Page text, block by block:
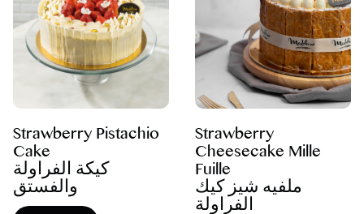
Strawberry Pistachio
Cake
كيكة الفراولة
والفستق
Strawberry
Cheesecake Mille
Fuille
ملفيه شيز كيك